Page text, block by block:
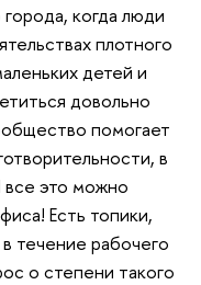
когда люди
плотного
детей и
довольно
помогает
в
это можно
Есть топики,
течение рабочего
о степени такого